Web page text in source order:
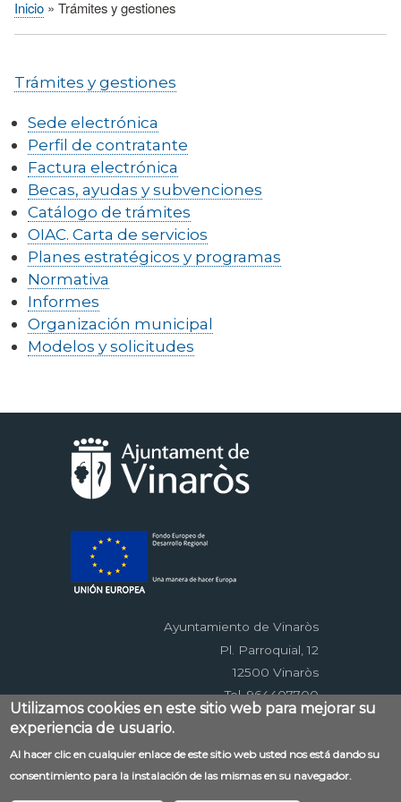
Sobrescribir
ayuda
navegación
Inicio Trámites y gestiones
Trámites y gestiones
Sede electrónica
Perfil de contratante
Factura electrónica
Becas, ayudas y subvenciones
Catálogo de trámites
OIAC. Carta de servicios
Planes estratégicos y programas
Normativa
Informes
Organización municipal
Modelos y solicitudes
Ayuntamiento de Vinaròs
Pl. Parroquial, 12
12500 Vinaròs
Tel. 964407700
Menú
al
Contacto Aviso legal
Mapa web
Accessibilitat
Política de privacidad
RSS
Utilizamos cookies en este sitio web para mejorar su
experiencia de usuario.
Al hacer clic en cualquier enlace de este sitio web usted nos está dando su
consentimiento para la instalación de las mismas en su navegador.